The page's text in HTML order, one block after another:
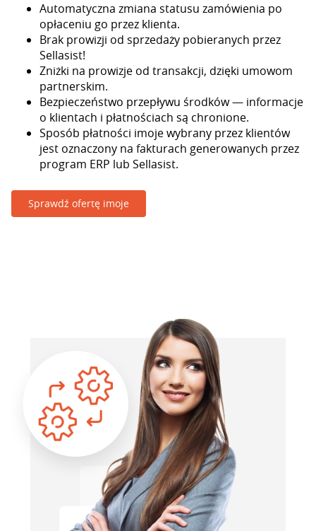
Automatyczna zmiana statusu zamówienia po
opłaceniu go przez klienta.
Brak prowizji od sprzedaży pobieranych przez
Sellasist!
Zniżki na prowizje od transakcji, dzięki umowom
partnerskim.
Bezpieczeństwo przepływu środków — informacje
o klientach i płatnościach są chronione.
Sposób płatności imoje wybrany przez klientów
jest oznaczony na fakturach generowanych przez
program ERP lub Sellasist.
Sprawdź ofertę imoje